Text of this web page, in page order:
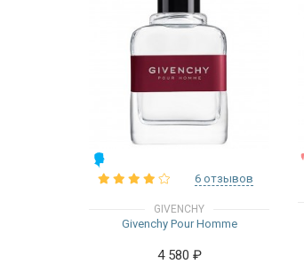
6 отзывов
GIVENCHY
Givenchy Pour Homme
4 580 ₽